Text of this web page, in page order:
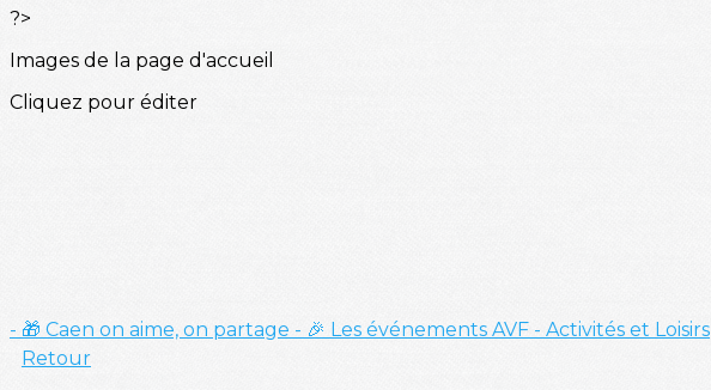
?>
Images de la page d'accueil
Cliquez pour éditer
- 🎁 Caen on aime, on partage - 🎉 Les événements AVF - Activités et Loisirs
Retour